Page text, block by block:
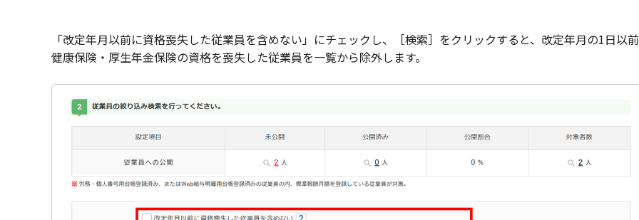
「改定年月以前に資格喪失した従業員を含めない」にチェックし、［検索］をクリックすると、改定年月の1日以
健康保険・厚生年金保険の資格を喪失した従業員を一覧から除外します。